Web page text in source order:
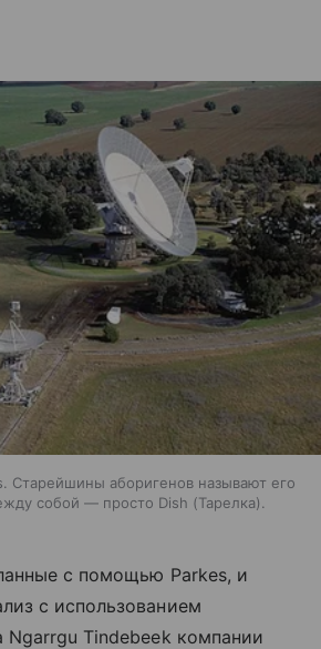
Старейшины аборигенов называют его
собой — просто Dish (Тарелка).
с помощью Parkes, и
с использованием
Ngarrgu Tindebeek компании